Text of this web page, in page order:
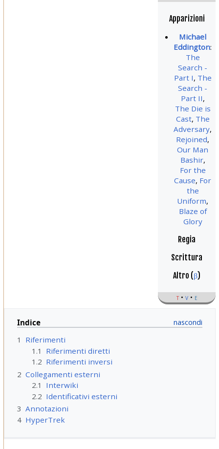
Apparizioni
Michael
Eddington:
The
Search -
Part I, The
Search -
Part II,
The Die is
Cast, The
Adversary,
Rejoined,
Our Man
Bashir,
For the
Cause, For
the
Uniform,
Blaze of
Glory
Regia
Scrittura
Altro (β)
t v e
Indice
1
Riferimenti
1.1
Riferimenti diretti
1.2 Riferimenti inversi
2 Collegamenti esterni
2.1
Interwiki
2.2 Identificativi esterni
3 Annotazioni
4 HyperTrek